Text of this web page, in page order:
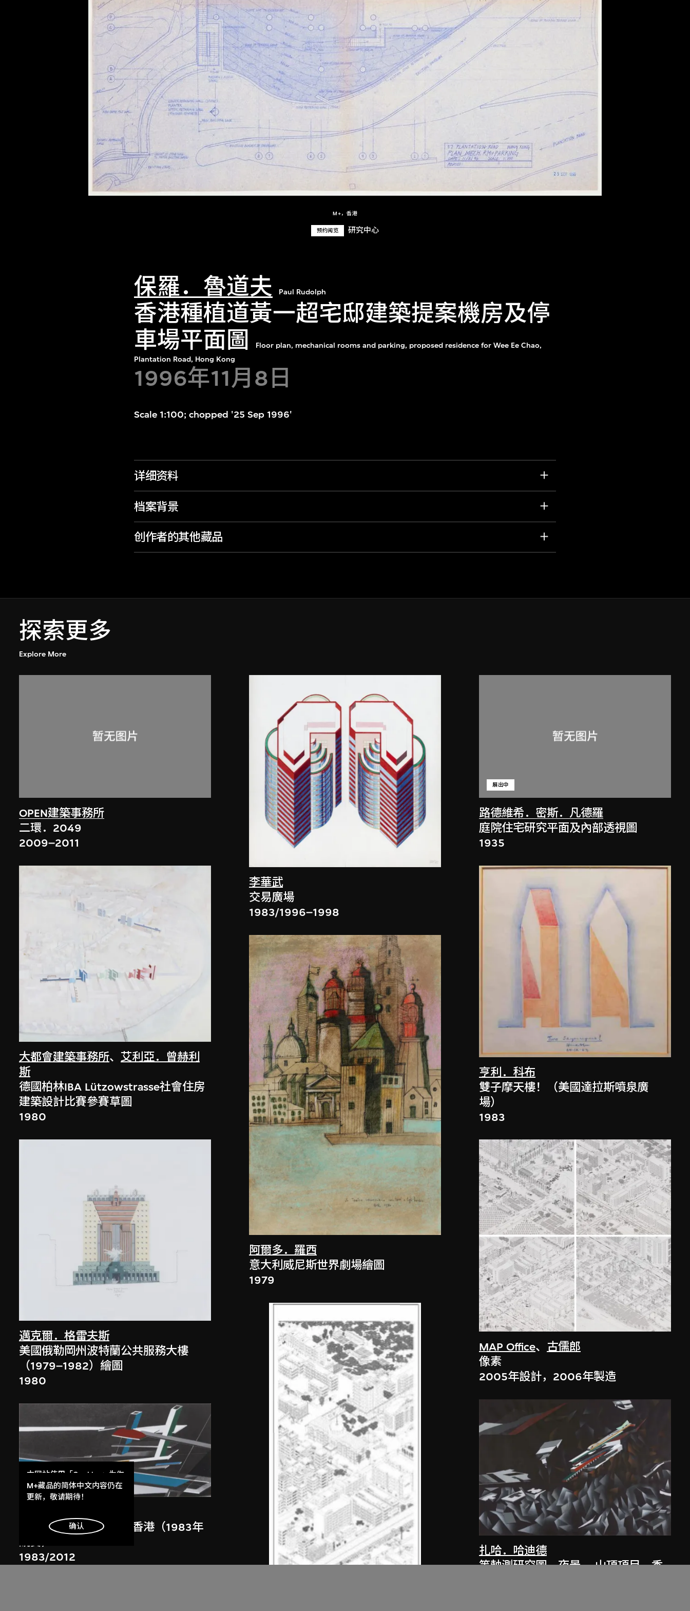
M+，香港
预约阅览 研究中心
保羅．魯道夫 Paul Rudolph
香港種植道黃一超宅邸建築提案機房及停
車場平面圖
Floor plan, mechanical rooms and parking, proposed residence for Wee Ee Chao,
Plantation Road, Hong Kong
1996年11月8日
Scale 1:100; chopped '25 Sep 1996'
详细资料
档案背景
创作者的其他藏品
探索更多
Explore More
OPEN建築事務所
二環．2049
2009–2011
大都會建築事務所、艾利亞．曾赫利
斯
德國柏林IBA Lützowstrasse社會住房
建築設計比賽參賽草圖
1980
邁克爾．格雷夫斯
美國俄勒岡州波特蘭公共服務大樓
（1979–1982）繪圖
1980
展出中
大堂設計，山頂項目，香港（1983年
1983/2012
李華武
交易廣場
1983/1996–1998
阿爾多．羅西
意大利威尼斯世界劇場繪圖
1979
路德維希．密斯．凡德羅
展出中
庭院住宅研究平面及內部透視圖
1935
亨利．科布
雙子摩天樓！（美國達拉斯噴泉廣
場）
1983
MAP Office、 古儒郎
像素
2005年設計，2006年製造
扎哈．哈迪德
等軸測研究圖，夜景， 山頂項目，香
本网站使用「Cookies」为你
提供最好的网站体验。
了解更多
明白
M+藏品的简体中文内容仍在
更新，敬请期待！
确认